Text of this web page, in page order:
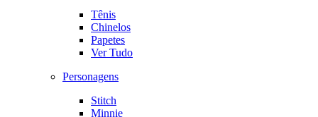
Tênis
Chinelos
Papetes
Ver Tudo
Personagens
Stitch
Minnie